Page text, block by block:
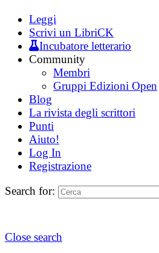
Leggi
Scrivi un LibriCK
Incubatore letterario
Community
Membri
Gruppi Edizioni Open
Blog
La rivista degli scrittori
Punti
Aiuto!
Log In
Registrazione
Search for:
Close search